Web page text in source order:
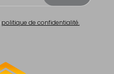
politique de confidentialité.